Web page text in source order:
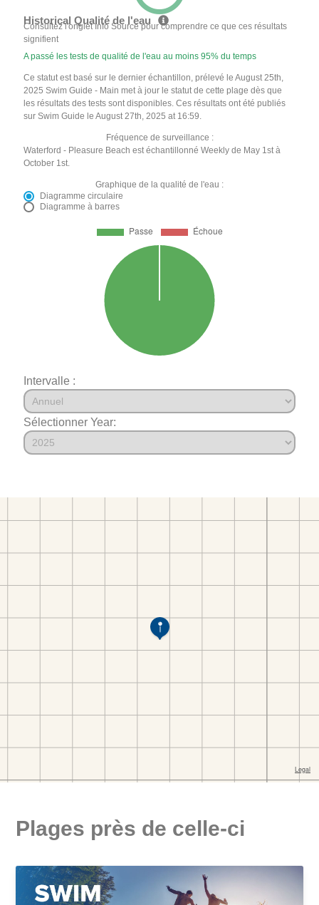
Historical Qualité de l'eau
Consultez l'onglet Info Source pour comprendre ce que ces résultats
signifient
A passé les tests de qualité de l'eau au moins 95% du temps
Ce statut est basé sur le dernier échantillon, prélevé le August 25th,
2025 Swim Guide - Main met à jour le statut de cette plage dès que
les résultats des tests sont disponibles. Ces résultats ont été publiés
sur Swim Guide le August 27th, 2025 at 16:59.
Fréquence de surveillance :
Waterford - Pleasure Beach est échantillonné Weekly de May 1st à
October 1st.
Graphique de la qualité de l'eau :
Diagramme circulaire
Diagramme à barres
Intervalle :
Sélectionner Year:
Plages près de celle-ci